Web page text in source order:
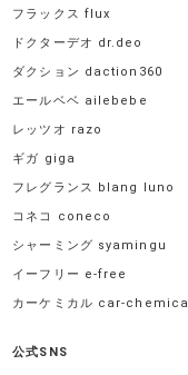
フラックス flux
ドクターデオ dr.deo
ダクション daction360
エールベベ ailebebe
レッツオ razo
ギガ giga
フレグランス blang luno
コネコ coneco
シャーミング syamingu
イーフリー e-free
カーケミカル car-chemical
公式SNS